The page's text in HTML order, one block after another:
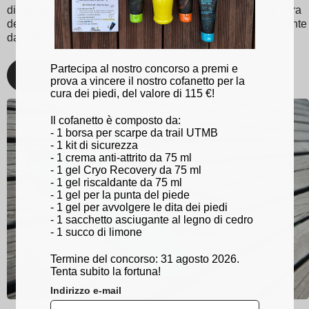
di camminata e sportiva ottimizzata. Con Sidas, prenditi cura
dei tuoi piedi e rimani al top del tuo gioco, indipendentemente
dall'attività!
Scopri
Partecipa al nostro concorso a premi e
prova a vincere il nostro cofanetto per la
cura dei piedi, del valore di 115 €!
Il cofanetto è composto da:
- 1 borsa per scarpe da trail UTMB
- 1 kit di sicurezza
- 1 crema anti-attrito da 75 ml
- 1 gel Cryo Recovery da 75 ml
- 1 gel riscaldante da 75 ml
- 1 gel per la punta del piede
- 1 gel per avvolgere le dita dei piedi
- 1 sacchetto asciugante al legno di cedro
- 1 succo di limone
Termine del concorso: 31 agosto 2026.
Tenta subito la fortuna!
Indirizzo e-mail